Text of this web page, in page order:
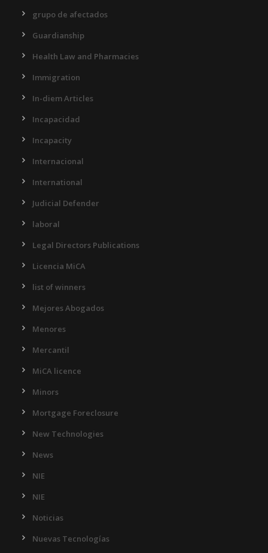
grupo de afectados
Guardianship
Health Law and Pharmacies
Immigration
In-diem Articles
Incapacidad
Incapacity
Internacional
International
Judicial Defender
laboral
Legal Directors Publications
Licencia MiCA
list of winners
Mejores Abogados
Menores
Mercantil
MiCA licence
Minors
Mortgage Foreclosure
New Technologies
News
NIE
NIE
Noticias
Nuevas Tecnologías